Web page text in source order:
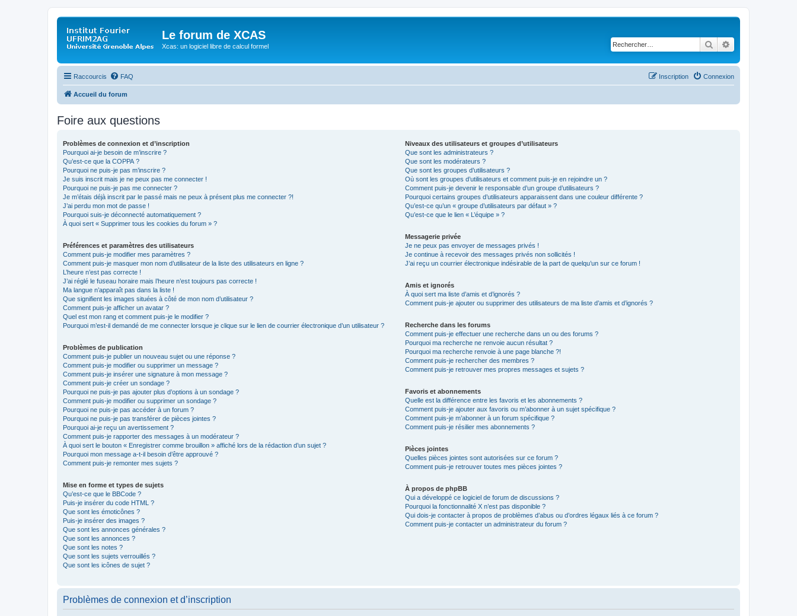
Le forum de XCAS
Xcas: un logiciel libre de calcul formel Rechercher
Raccourcis FAQ Connexion
Inscription
Accueil du forum
Foire aux questions
Problèmes de connexion et d’inscription
Pourquoi ai-je besoin de m’inscrire ?
Qu’est-ce que la COPPA ?
Pourquoi ne puis-je pas m’inscrire ?
Je suis inscrit mais je ne peux pas me connecter !
Pourquoi ne puis-je pas me connecter ?
Je m’étais déjà inscrit par le passé mais ne peux à présent plus me connecter ?!
J’ai perdu mon mot de passe !
Pourquoi suis-je déconnecté automatiquement ?
À quoi sert « Supprimer tous les cookies du forum » ?
Préférences et paramètres des utilisateurs
Comment puis-je modifier mes paramètres ?
Comment puis-je masquer mon nom d’utilisateur de la liste des utilisateurs en ligne ?
L’heure n’est pas correcte !
J’ai réglé le fuseau horaire mais l’heure n’est toujours pas correcte !
Ma langue n’apparaît pas dans la liste !
Que signifient les images situées à côté de mon nom d’utilisateur ?
Comment puis-je afficher un avatar ?
Quel est mon rang et comment puis-je le modifier ?
Pourquoi m’est-il demandé de me connecter lorsque je clique sur le lien de courrier électronique d’un utilisateur ?
Problèmes de publication
Comment puis-je publier un nouveau sujet ou une réponse ?
Comment puis-je modifier ou supprimer un message ?
Comment puis-je insérer une signature à mon message ?
Comment puis-je créer un sondage ?
Pourquoi ne puis-je pas ajouter plus d’options à un sondage ?
Comment puis-je modifier ou supprimer un sondage ?
Pourquoi ne puis-je pas accéder à un forum ?
Pourquoi ne puis-je pas transférer de pièces jointes ?
Pourquoi ai-je reçu un avertissement ?
Comment puis-je rapporter des messages à un modérateur ?
À quoi sert le bouton « Enregistrer comme brouillon » affiché lors de la rédaction d’un sujet ?
Pourquoi mon message a-t-il besoin d’être approuvé ?
Comment puis-je remonter mes sujets ?
Mise en forme et types de sujets
Qu’est-ce que le BBCode ?
Puis-je insérer du code HTML ?
Que sont les émoticônes ?
Puis-je insérer des images ?
Que sont les annonces générales ?
Que sont les annonces ?
Que sont les notes ?
Que sont les sujets verrouillés ?
Que sont les icônes de sujet ?
Niveaux des utilisateurs et groupes d’utilisateurs
Que sont les administrateurs ?
Que sont les modérateurs ?
Que sont les groupes d’utilisateurs ?
Où sont les groupes d’utilisateurs et comment puis-je en rejoindre un ?
Comment puis-je devenir le responsable d’un groupe d’utilisateurs ?
Pourquoi certains groupes d’utilisateurs apparaissent dans une couleur différente ?
Qu’est-ce qu’un « groupe d’utilisateurs par défaut » ?
Qu’est-ce que le lien « L’équipe » ?
Messagerie privée
Je ne peux pas envoyer de messages privés !
Je continue à recevoir des messages privés non sollicités !
J’ai reçu un courrier électronique indésirable de la part de quelqu’un sur ce forum !
Amis et ignorés
À quoi sert ma liste d’amis et d’ignorés ?
Comment puis-je ajouter ou supprimer des utilisateurs de ma liste d’amis et d’ignorés ?
Recherche dans les forums
Comment puis-je effectuer une recherche dans un ou des forums ?
Pourquoi ma recherche ne renvoie aucun résultat ?
Pourquoi ma recherche renvoie à une page blanche ?!
Comment puis-je rechercher des membres ?
Comment puis-je retrouver mes propres messages et sujets ?
Favoris et abonnements
Quelle est la différence entre les favoris et les abonnements ?
Comment puis-je ajouter aux favoris ou m’abonner à un sujet spécifique ?
Comment puis-je m’abonner à un forum spécifique ?
Comment puis-je résilier mes abonnements ?
Pièces jointes
Quelles pièces jointes sont autorisées sur ce forum ?
Comment puis-je retrouver toutes mes pièces jointes ?
À propos de phpBB
Qui a développé ce logiciel de forum de discussions ?
Pourquoi la fonctionnalité X n’est pas disponible ?
Qui dois-je contacter à propos de problèmes d’abus ou d’ordres légaux liés à ce forum ?
Comment puis-je contacter un administrateur du forum ?
Problèmes de connexion et d’inscription